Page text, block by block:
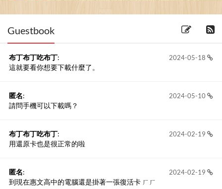
Guestbook
2024-05-18
布丁布丁吃布丁:
這就要看你想要下載什麼了。
2024-05-10
匿名:
請問手機可以下載嗎？
2024-02-19
布丁布丁吃布丁:
用還原卡也是很正常的啦
2024-02-19
匿名:
到現在惠文高中的電腦還是掛著一張復活卡 ㄏㄏ